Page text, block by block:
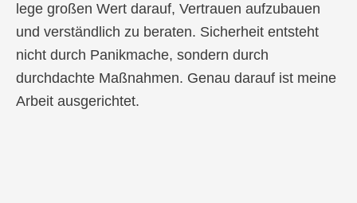
lege großen Wert darauf, Vertrauen aufzubauen
und verständlich zu beraten. Sicherheit entsteht
nicht durch Panikmache, sondern durch
durchdachte Maßnahmen. Genau darauf ist meine
Arbeit ausgerichtet.